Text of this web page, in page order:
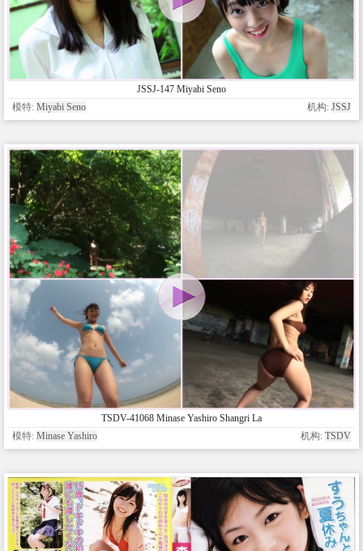
JSSJ-147 Miyabi Seno
模特: Miyabi Seno 机构: JSSJ
TSDV-41068 Minase Yashiro Shangri La
模特: Minase Yashiro 机构: TSDV